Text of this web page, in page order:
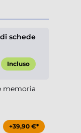
schede
Incluso
memoria
+39,90 €*